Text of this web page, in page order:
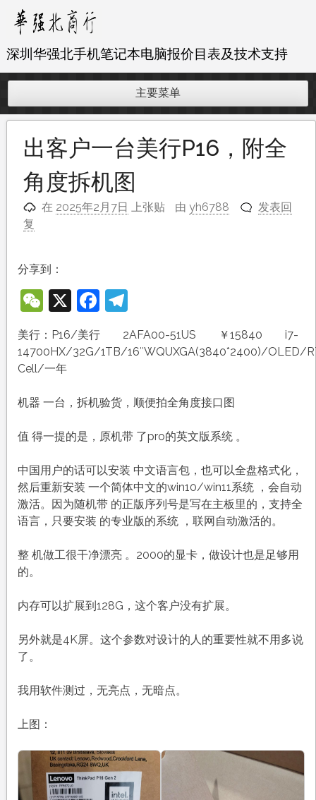
内深圳华强北手机笔记本电脑报价目表及技术支持
主要菜单
出客户一台美行P16，附全
角度拆机图
在 2025年2月7日 上张贴 由 yh6788
发表回
复
分享到：
WeChat
X Facebook
Telegram
美行：P16/美行 2AFA00-51US ￥15840 i7-
14700HX/32G/1TB/16″WQUXGA(3840*2400)/OLED/
Cell/一年
机器 一台，拆机验货，顺便拍全角度接口图
值 得一提的是，原机带 了pro的英文版系统 。
中国用户的话可以安装 中文语言包，也可以全盘格式化，
然后重新安装 一个简体中文的win10/win11系统 ，会自动
激活。因为随机带 的正版序列号是写在主板里的，支持全
语言，只要安装 的专业版的系统 ，联网自动激活的。
整 机做工很干净漂亮 。2000的显卡，做设计也是足够用
的。
内存可以扩展到128G，这个客户没有扩展。
另外就是4K屏。这个参数对设计的人的重要性就不用多说
了。
我用软件测过，无亮点，无暗点。
上图：